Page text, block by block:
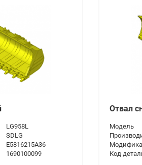
LG958L
SDLG
E5816215A36
1690100099
Отвал
Модель
Код